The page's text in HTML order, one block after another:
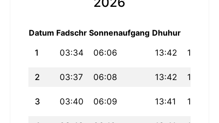
Datum Fadschr Sonnenaufgang Dhuhur
1 03:34 06:06 13:42 17:49
2 03:37 06:08 13:42 17:48
3 03:40 06:09 13:41 17:47